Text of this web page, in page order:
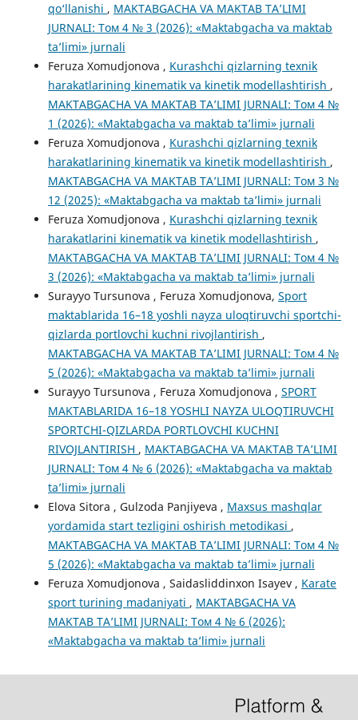
qo‘llanishi , MAKTABGACHA VA MAKTAB TA’LIMI
JURNALI: Том 4 № 3 (2026): «Maktabgacha va maktab
ta’limi» jurnali
Feruza Xomudjonova , Kurashchi qizlarning texnik
harakatlarining kinematik va kinetik modellashtirish ,
MAKTABGACHA VA MAKTAB TA’LIMI JURNALI: Том 4 №
1 (2026): «Maktabgacha va maktab ta’limi» jurnali
Feruza Xomudjonova , Kurashchi qizlarning texnik
harakatlarining kinematik va kinetik modellashtirish ,
MAKTABGACHA VA MAKTAB TA’LIMI JURNALI: Том 3 №
12 (2025): «Maktabgacha va maktab ta’limi» jurnali
Feruza Xomudjonova , Kurashchi qizlarning texnik
harakatlarini kinematik va kinetik modellashtirish ,
MAKTABGACHA VA MAKTAB TA’LIMI JURNALI: Том 4 №
3 (2026): «Maktabgacha va maktab ta’limi» jurnali
Surayyo Tursunova , Feruza Xomudjonova, Sport
maktablarida 16–18 yoshli nayza uloqtiruvchi sportchi-
qizlarda portlovchi kuchni rivojlantirish ,
MAKTABGACHA VA MAKTAB TA’LIMI JURNALI: Том 4 №
5 (2026): «Maktabgacha va maktab ta’limi» jurnali
Surayyo Tursunova , Feruza Xomudjonova , SPORT
MAKTABLARIDA 16–18 YOSHLI NAYZA ULOQTIRUVCHI
SPORTCHI-QIZLARDA PORTLOVCHI KUCHNI
RIVOJLANTIRISH , MAKTABGACHA VA MAKTAB TA’LIMI
JURNALI: Том 4 № 6 (2026): «Maktabgacha va maktab
ta’limi» jurnali
Elova Sitora , Gulzoda Panjiyeva , Maxsus mashqlar
yordamida start tezligini oshirish metodikasi ,
MAKTABGACHA VA MAKTAB TA’LIMI JURNALI: Том 4 №
5 (2026): «Maktabgacha va maktab ta’limi» jurnali
Feruza Xomudjonova , Saidasliddinxon Isayev , Karate
sport turining madaniyati , MAKTABGACHA VA
MAKTAB TA’LIMI JURNALI: Том 4 № 6 (2026):
«Maktabgacha va maktab ta’limi» jurnali